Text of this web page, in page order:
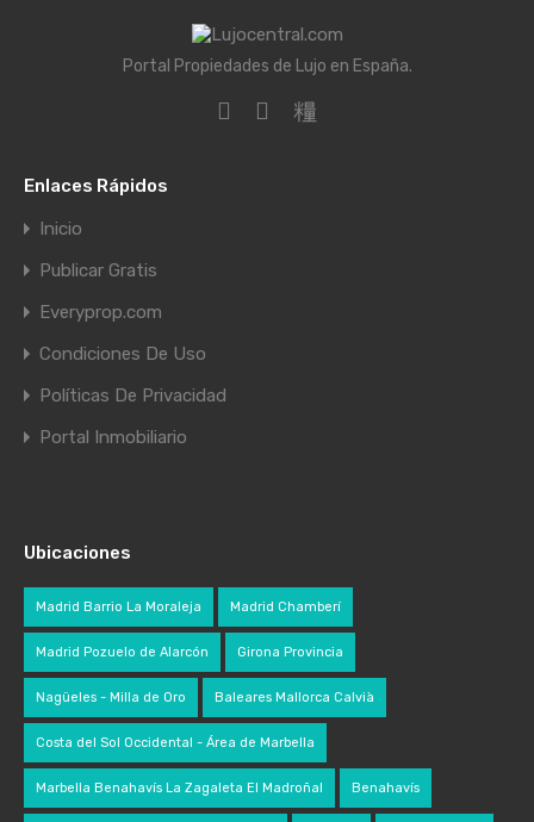
Portal Propiedades de Lujo en España.
Enlaces Rápidos
Inicio
Publicar Gratis
Everyprop.com
Condiciones De Uso
Políticas De Privacidad
Portal Inmobiliario
Ubicaciones
Madrid Barrio La Moraleja Madrid Chamberí
Madrid Pozuelo de Alarcón Girona Provincia
Nagüeles - Milla de Oro Baleares Mallorca Calvià
Costa del Sol Occidental - Área de Marbella
Marbella Benahavís La Zagaleta El Madroñal Benahavís